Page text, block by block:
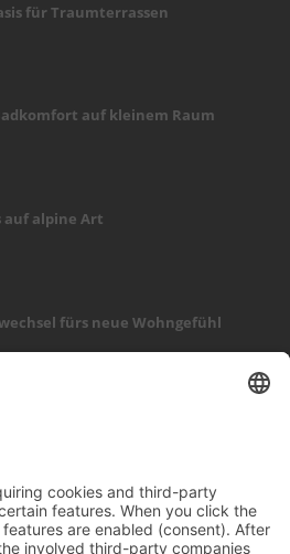
für Traumterrassen
auf kleinem Raum
auf alpine Art
fürs neue Wohngefühl
fenster
küche
entfeuchtung feuer